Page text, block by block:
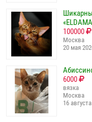
100000
Москва
20 мая
6000
вязка
Москва
16